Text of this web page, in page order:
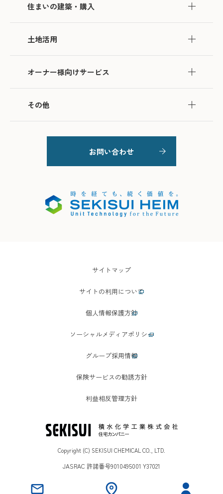
住まいの建築・購入
土地活用
オーナー様向けサービス
その他
お問い合わせ
サイトマップ
サイトの利用について
個人情報保護方針
ソーシャルメディアポリシー
グループ採用情報
保険サービスの勧誘方針
利益相反管理方針
Copyright (C) SEKISUI CHEMICAL CO., LTD.
JASRAC 許諾番号9010495001 Y37021